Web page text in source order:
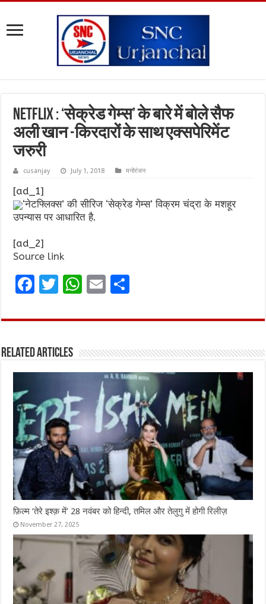
Netflix : ‘सेक्रेड गेम्स’ के बारे में बोले सैफ
अली खान -किरदारों के साथ एक्सपेरिमेंट
जरुरी
cusanjay July 1, 2018 मनोरंजन
[ad_1]
‘नेटफ्लिक्स’ की सीरिज ‘सेक्रेड गेम्स’ विक्रम चंद्रा के मशहूर
उपन्यास पर आधारित है.
[ad_2]
Source link
F
ce
o
o
k
T
it
r
W
at
A
p
p
E
ai ar
Related Articles
फ़िल्म ‘तेरे इश्क़ में’ 28 नवंबर को हिन्दी, तमिल और तेलुगु में होगी रिलीज़
November 27, 2025